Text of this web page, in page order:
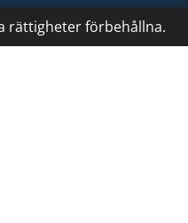
rättigheter förbehållna.